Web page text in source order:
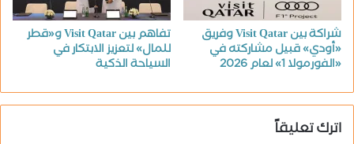
شراكة بين Visit Qatar وفريق
«أودي» قبيل مشاركته في
«الفورمولا 1» لعام 2026
تفاهم بين Visit Qatar و«قطر
للمال» لتعزيز الابتكار في
السياحة الذكية
اترك تعليقاً